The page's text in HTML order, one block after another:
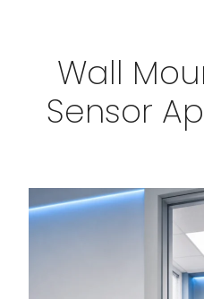
Wall
Sensor